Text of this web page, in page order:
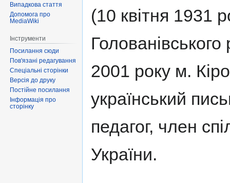
(10 квітня 1931
2001 року м.
український
педагог, член
України.
Випадкова стаття
Допомога про
MediaWiki
Інструменти
Посилання сюди
Пов'язані редагування
Спеціальні сторінки
Версія до друку
Постійне посилання
Інформація про
сторінку